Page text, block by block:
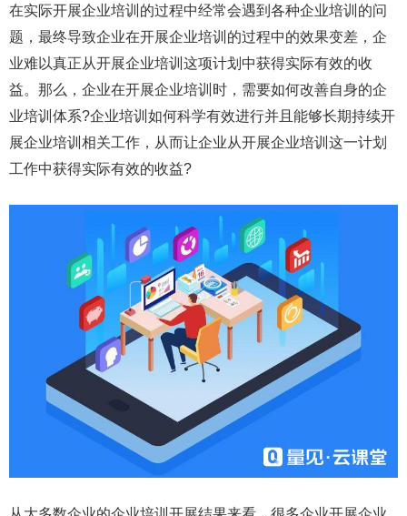
在实际开展企业培训的过程中经常会遇到各种企业培训的问
题，最终导致企业在开展企业培训的过程中的效果变差，企
业难以真正从开展企业培训这项计划中获得实际有效的收
益。那么，企业在开展企业培训时，需要如何改善自身的企
业培训体系?企业培训如何科学有效进行并且能够长期持续开
展企业培训相关工作，从而让企业从开展企业培训这一计划
工作中获得实际有效的收益?